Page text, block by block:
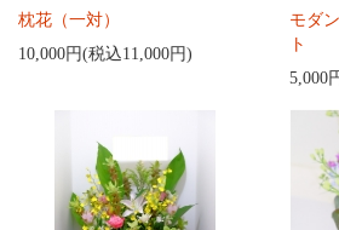
枕花（一対）
10,000円(税込11,000円)
モダ
ト
5,000